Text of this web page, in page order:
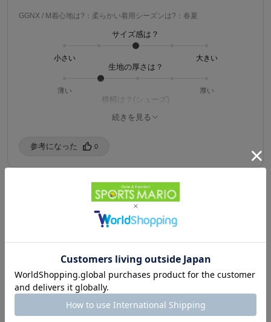
GGNX / M着心地は?：柔らかい着用シーズンは?：春夏
サイズ感は？
小さい 大きい
生地の厚さは？
薄い 厚い
横幅は？(シューズ)
パタゴニアのさすがの品質です。
ご自身の性別を教えてください。：男性
ご自身の年代を教えてください：30代
ご自身の身長を教えてください。：185-189cm
ご自身の体型を教えてください。：がっしり
ご自身の普段の着用サイズを教えてください。：XL
続きを見る
参考になった️ 0
1
カジュアル・アウトドア
HOME アイテムカテゴリから探す
レディースカジュアルウェア
半袖(Tシャツ･シャツ)
PATAGONIA(パタゴニア)
ブランドから探す
パタゴニア